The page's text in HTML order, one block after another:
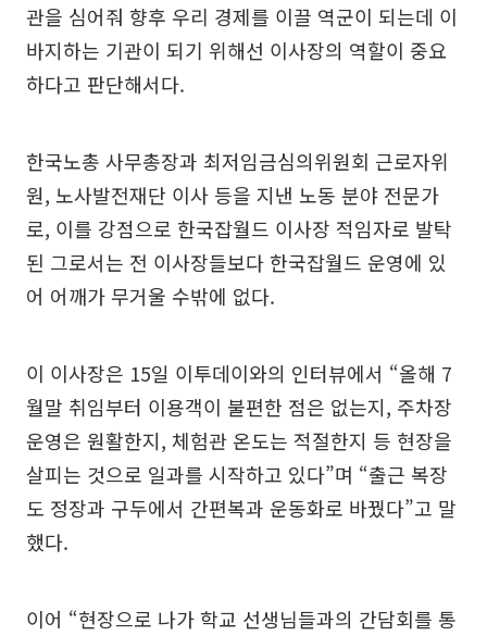
관을 심어줘 향후 우리 경제를 이끌 역군이 되는데 이
바지하는 기관이 되기 위해선 이사장의 역할이 중요
하다고 판단해서다.
한국노총 사무총장과 최저임금심의위원회 근로자위
원, 노사발전재단 이사 등을 지낸 노동 분야 전문가
로, 이를 강점으로 한국잡월드 이사장 적임자로 발탁
된 그로서는 전 이사장들보다 한국잡월드 운영에 있
어 어깨가 무거울 수밖에 없다.
이 이사장은 15일 이투데이와의 인터뷰에서 “올해 7
월말 취임부터 이용객이 불편한 점은 없는지, 주차장
운영은 원활한지, 체험관 온도는 적절한지 등 현장을
살피는 것으로 일과를 시작하고 있다”며 “출근 복장
도 정장과 구두에서 간편복과 운동화로 바꿨다”고 말
했다.
이어 “현장으로 나가 학교 선생님들과의 간담회를 통